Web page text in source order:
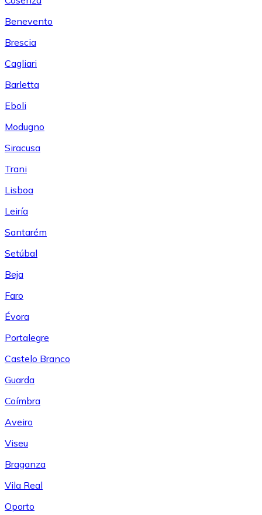
Benevento
Brescia
Cagliari
Barletta
Eboli
Modugno
Siracusa
Trani
Lisboa
Leiría
Santarém
Setúbal
Beja
Faro
Évora
Portalegre
Castelo Branco
Guarda
Coímbra
Aveiro
Viseu
Braganza
Vila Real
Oporto